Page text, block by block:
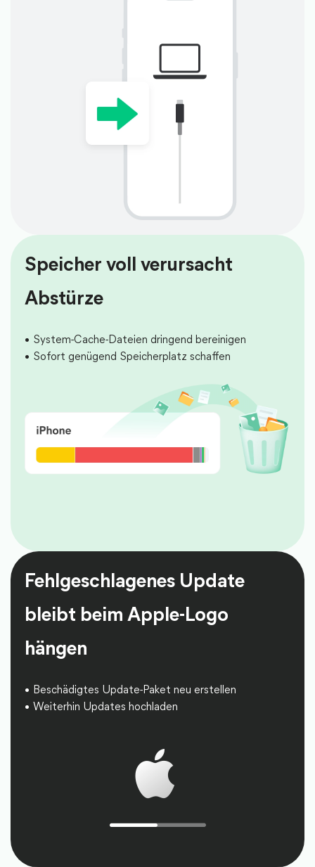
Speicher voll verursacht
Abstürze
System-Cache-Dateien dringend bereinigen
Sofort genügend Speicherplatz schaffen
Fehlgeschlagenes Update
bleibt beim Apple-Logo
hängen
Beschädigtes Update-Paket neu erstellen
Weiterhin Updates hochladen